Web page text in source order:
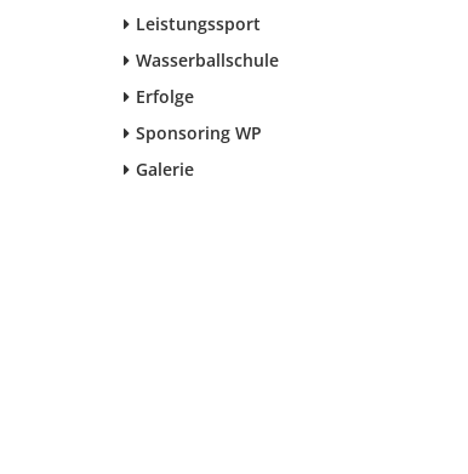
Leistungssport
Wasserballschule
Erfolge
Sponsoring WP
Galerie